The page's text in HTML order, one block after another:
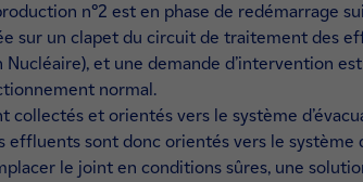
n°2 est en phase de redémarrage
sur un clapet du circuit de traitement des
Nucléaire), et une demande d’intervention
normal.
collectés et orientés vers le système
sont donc orientés vers le système
le joint en conditions sûres, une